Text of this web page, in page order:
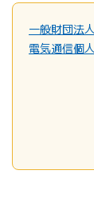
一般財団法
電気通信個